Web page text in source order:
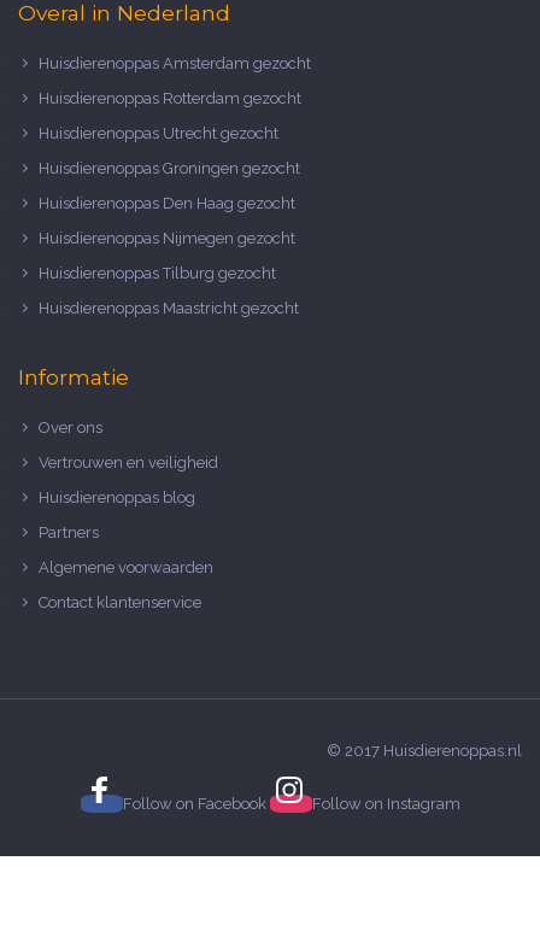
Overal in Nederland
Huisdierenoppas Amsterdam gezocht
Huisdierenoppas Rotterdam gezocht
Huisdierenoppas Utrecht gezocht
Huisdierenoppas Groningen gezocht
Huisdierenoppas Den Haag gezocht
Huisdierenoppas Nijmegen gezocht
Huisdierenoppas Tilburg gezocht
Huisdierenoppas Maastricht gezocht
Informatie
Over ons
Vertrouwen en veiligheid
Huisdierenoppas blog
Partners
Algemene voorwaarden
Contact klantenservice
© 2017 Huisdierenoppas.nl
Follow on Facebook Follow on Instagram